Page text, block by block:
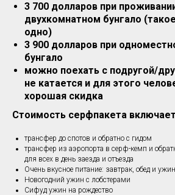
3 700 долларов при
двухкомнатном бунгало
одно)
3 900 долларов при
бунгало
можно поехать с подругой/
не катается и для этого
хорошая скидка
Стоимость серфпакета
трансфер до спотов и обратно с гидом
трансфер из аэропорта в серф-кемп и
для всех в день заезда и отъезда
Очень вкусное питание: завтрак, обед и ужин
Новогодний ужин с лобстерами
Сифуд ужин на рождество